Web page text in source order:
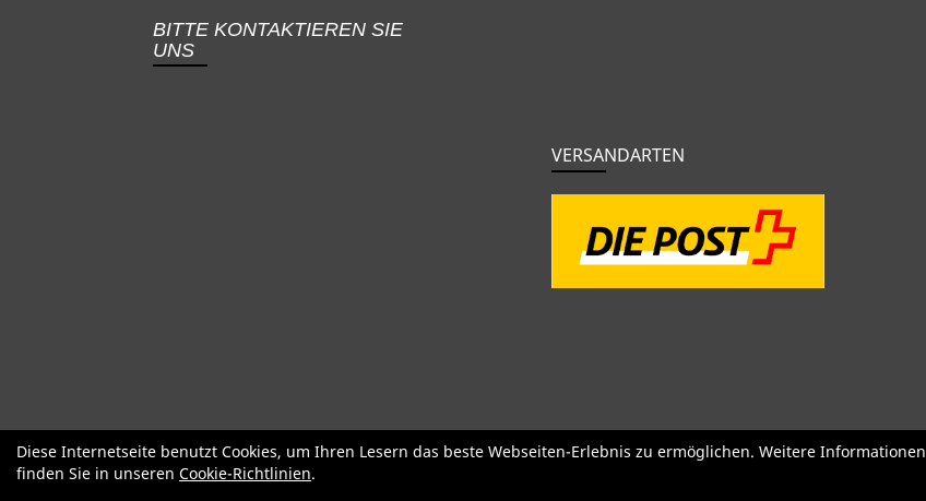
BITTE KONTAKTIEREN SIE
UNS
VERSANDARTEN
SALE Specialized Factor Cervélo BMC Orbea Pinarello OPEN Kids / BMX
Diese Internetseite benutzt Cookies, um Ihren Lesern das beste Webseiten-Erlebnis zu ermöglichen. Weitere Informationen
finden Sie in unseren Cookie-Richtlinien.